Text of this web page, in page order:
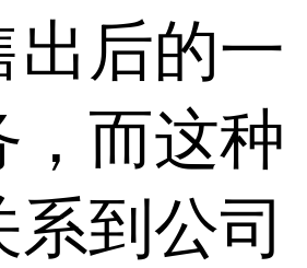
出后的一
，而这种
系到公司